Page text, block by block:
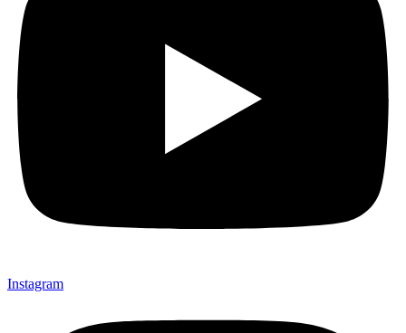
Instagram